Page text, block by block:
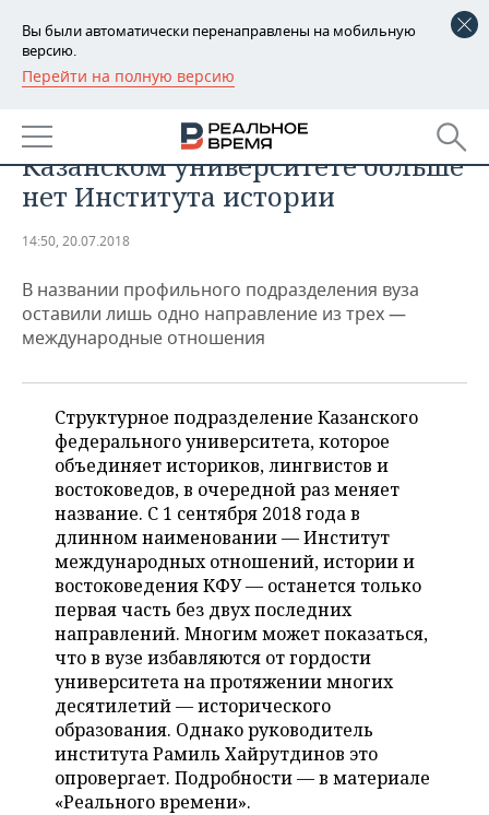
Вы были автоматически перенаправлены на мобильную
версию.
Перейти на полную версию
РЕГИОНЫ
БАШКОРТОСТАН
ТАТАРСТАН
НОВОСТИ
АНАЛИТИКА
ДЕКЛАРАЦИИ О ДОХОДАХ
КОРОЛИ ГОСЗАКАЗА ПФО
ВУЗЫ ТАТАРСТАНА
КОМУ ПРИНАДЛЕЖАТ
ТОРГОВЫЕ ЦЕНТРЫ
ТАТАРСТАНА
НОВОСТИ ЭКОНОМИКИ
ФИНАНСЫ
БАНКИ
БЮДЖЕТ
ИНВЕСТИЦИИ
ПРОМЫШЛЕННОСТЬ
НОВОСТИ
ПРОМЫШЛЕННОСТИ
МАШИНОСТРОЕНИЕ
НЕФТЕХИМИЯ
НЕФТЬ
ОПК
ЭНЕРГЕТИКА
НЕДВИЖИМОСТЬ
НОВОСТИ НЕДВИЖИМОСТИ
АВТО
НОВОСТИ АВТО
БИЗНЕС
НОВОСТИ БИЗНЕСА
РОЗНИЧНАЯ ТОРГОВЛЯ
ТРАНСПОРТ
УСЛУГИ
ТЕХНОЛОГИИ
НОВОСТИ ТЕХНОЛОГИЙ
МЕДИА
ТЕЛЕКОММУНИКАЦИИ
МЕРОПРИЯТИЯ
НОВОСТИ МЕРОПРИЯТИЙ
ВЫЕЗДНАЯ РЕДАКЦИЯ
БИЗНЕС-БРАНЧИ
ONLINE-КОНФЕРЕНЦИИ
ОТКРЫТАЯ ЛЕКЦИЯ
СПОРТ
НОВОСТИ СПОРТА
ФУТБОЛ
ХОККЕЙ
БАСКЕТБОЛ
ОБЩЕСТВО
НОВОСТИ ОБЩЕСТВА
ВЛАСТЬ
ИНФРАСТРУКТУРА
ФОТОГАЛЕРЕЯ
СЮЖЕТЫ
СПРАВОЧНИК
Истфак канул в Лету. В
Казанском университете больше
нет Института истории
14:50, 20.07.2018
В названии профильного подразделения вуза
оставили лишь одно направление из трех —
международные отношения
Структурное подразделение Казанского
федерального университета, которое
объединяет историков, лингвистов и
востоковедов, в очередной раз меняет
название. С 1 сентября 2018 года в
длинном наименовании — Институт
международных отношений, истории и
востоковедения КФУ — останется только
первая часть без двух последних
направлений. Многим может показаться,
что в вузе избавляются от гордости
университета на протяжении многих
десятилетий — исторического
образования. Однако руководитель
института Рамиль Хайрутдинов это
опровергает. Подробности — в материале
«Реального времени».